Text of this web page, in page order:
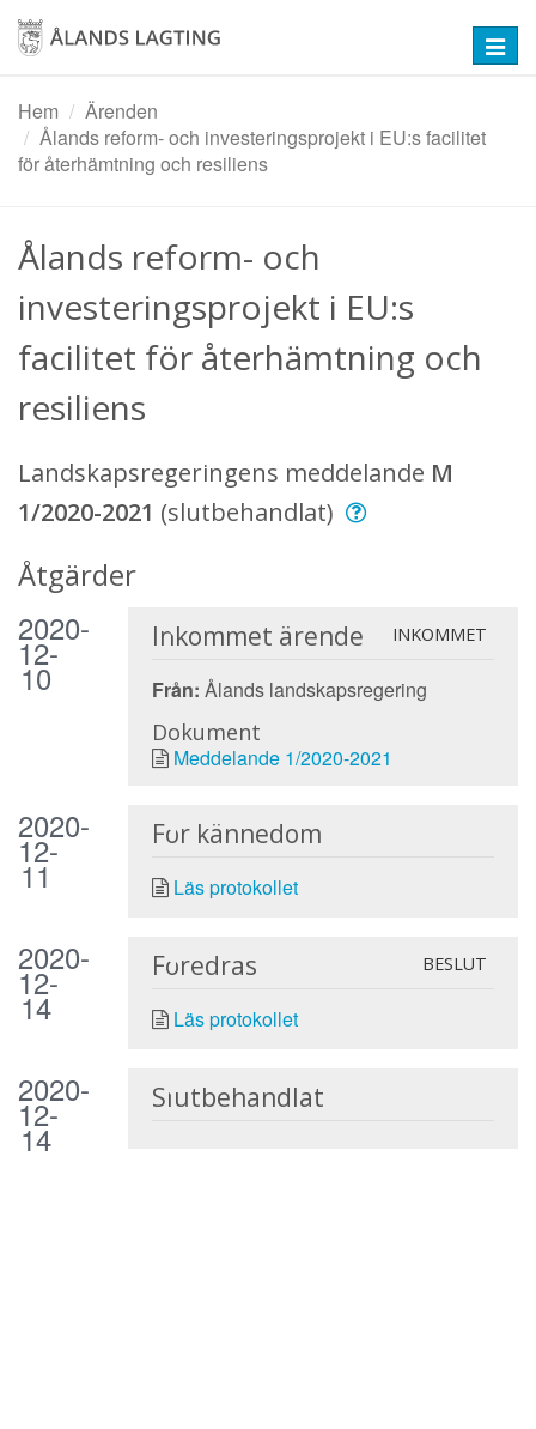
Hoppa
huvudinnehåll
Hem
Ärenden
Ålands reform- och investeringsprojekt i EU:s facilitet
för återhämtning och resiliens
Ålands reform- och
investeringsprojekt i EU:s
facilitet för återhämtning och
resiliens
Landskapsregeringens meddelande M
1/2020-2021 (slutbehandlat)
Åtgärder
2020-
12-
10
Inkommet ärende INKOMMET
Från: Ålands landskapsregering
Dokument
Meddelande 1/2020-2021
2020-
12-
11
För kännedom
Läs protokollet
2020-
12-
14
Föredras BESLUT
Läs protokollet
2020-
12-
14
Slutbehandlat